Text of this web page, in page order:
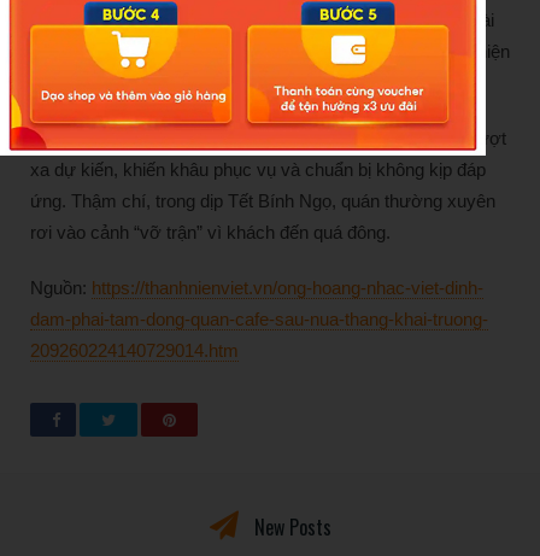
Thảo Điền, TP.HCM với phong cách thiết kế Indochine hoài
cổ. Đây là dự án Mr Đàm ấp ủ từ lâu và chính thức thực hiện
vào đầu năm 2026.
Trong những ngày đầu mở cửa, lượng khách đến quán vượt
xa dự kiến, khiến khâu phục vụ và chuẩn bị không kịp đáp
ứng. Thậm chí, trong dịp Tết Bính Ngọ, quán thường xuyên
rơi vào cảnh “vỡ trận” vì khách đến quá đông.
Nguồn: https://thanhnienviet.vn/ong-hoang-nhac-viet-dinh-
dam-phai-tam-dong-quan-cafe-sau-nua-thang-khai-truong-
209260224140729014.htm
New Posts